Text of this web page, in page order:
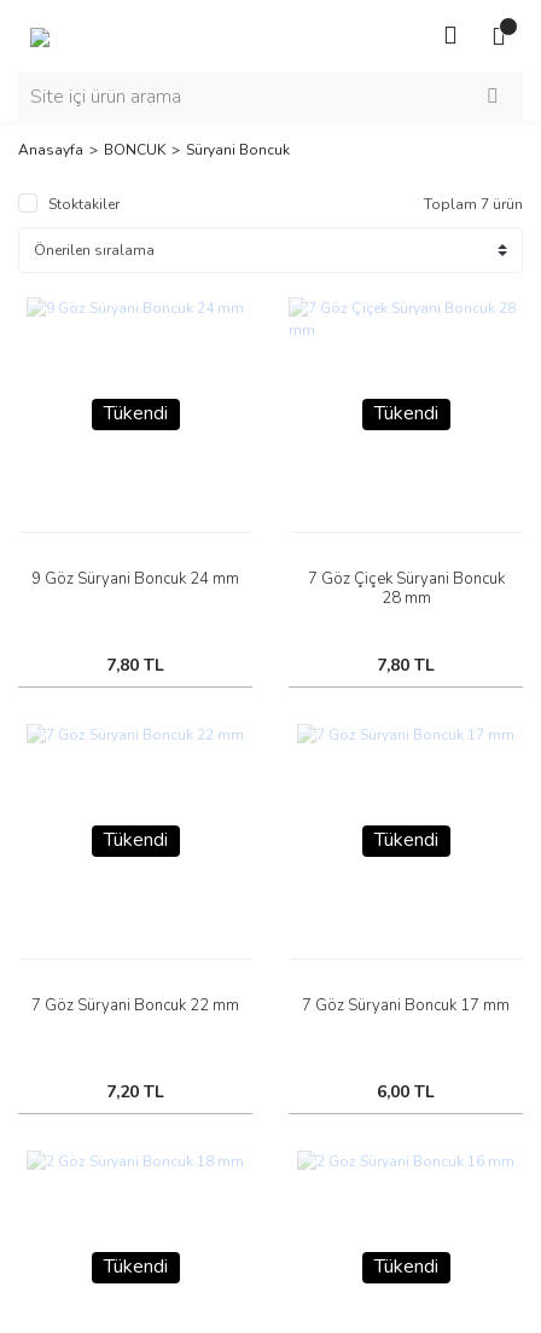
Anasayfa BONCUK Süryani Boncuk
Stoktakiler Toplam 7 ürün
Tükendi
9 Göz Süryani Boncuk 24 mm
7,80 TL
Tükendi
7 Göz Çiçek Süryani Boncuk
28 mm
7,80 TL
Tükendi
7 Göz Süryani Boncuk 22 mm
7,20 TL
Tükendi
7 Göz Süryani Boncuk 17 mm
6,00 TL
Tükendi Tükendi